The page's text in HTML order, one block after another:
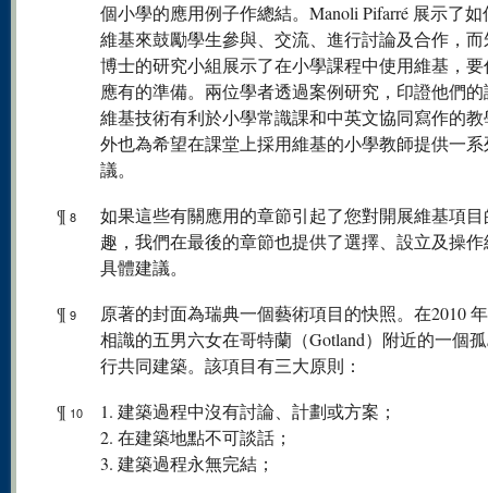
個小學的應用例子作總結。Manoli Pifarré 展示了
維基來鼓勵學生參與、交流、進行討論及合作，
博士的研究小組展示了在小學課程中使用維基，
應有的準備。兩位學者透過案例研究，印證他們
維基技術有利於小學常識課和中英文協同寫作的
外也為希望在課堂上採用維基的小學教師提供一
議。
¶ 8
如果這些有關應用的章節引起了您對開展維基項目
趣，我們在最後的章節也提供了選擇、設立及操
具體建議。
¶ 9
原著的封面為瑞典一個藝術項目的快照。在2010
相識的五男六女在哥特蘭（Gotland）附近的一個
行共同建築。該項目有三大原則：
¶ 10
1. 建築過程中沒有討論、計劃或方案；
2. 在建築地點不可談話；
3. 建築過程永無完結；